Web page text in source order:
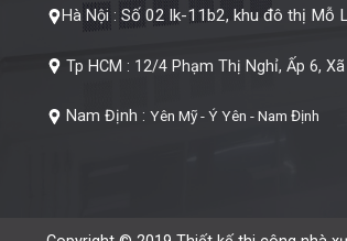
Hà Nội :Số 02 lk-11b2, khu đô thị Mỗ
Tp HCM : 12/4 Phạm Thị Nghỉ, Ấp 6,
Nam Định : Yên Mỹ - Ý Yên - Nam Định